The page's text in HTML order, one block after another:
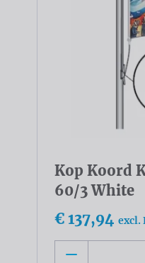
Kop Koord
60/3 White
€ 137,94 excl.